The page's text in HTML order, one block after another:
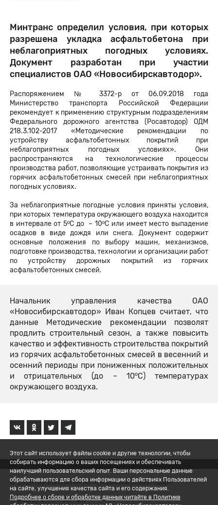
Минтранс определил условия, при которых
разрешена укладка асфальтобетона при
неблагоприятных погодных условиях.
Документ разработан при участии
специалистов ОАО «Новосибирскавтодор».
Распоряжением № 3372-р от 06.09.2018 года
Министерство транспорта Российской Федерации
рекомендует к применению структурным подразделениям
Федерального дорожного агентства (Росавтодор) ОДМ
218.3.102-2017 «Методические рекомендации по
устройству асфальтобетонных покрытий при
неблагоприятных погодных условиях». Они
распространяются на технологические процессы
производства работ, позволяющие устраивать покрытия из
горячих асфальтобетонных смесей при неблагоприятных
погодных условиях.
За неблагоприятные погодные условия приняты условия,
при которых температура окружающего воздуха находится
в интервале от 5ºС до – 10ºС или имеет место выпадение
осадков в виде дождя или снега. Документ содержит
основные положения по выбору машин, механизмов,
подготовке производства, технологии и организации работ
по устройству дорожных покрытий из горячих
асфальтобетонных смесей.
Начальник управления качества ОАО
«Новосибирскавтодор» Иван Копцев считает, что
данные Методические рекомендации позволят
продлить строительный сезон, а также повысить
качество и эффективность строительства покрытий
из горячих асфальтобетонных смесей в весенний и
осенний периоды при пониженных положительных
и отрицательных (до – 10ºС) температурах
окружающего воздуха.
© 2026 Группа компаний «Новосибирскавтодор»
8 (800) 200-05-06
Этот сайт использует файлы cookie и другие технологии, чтобы
собирать информацию о ваших посещениях и обеспечивать
наилучший пользовательский опыт. Ваши персональные данные
обрабатываются для сбора информации о действиях Пользователей
на сайте, улучшения качества сайта и его содержания.
Подробнее о сборе и обработке данных читайте в Политике